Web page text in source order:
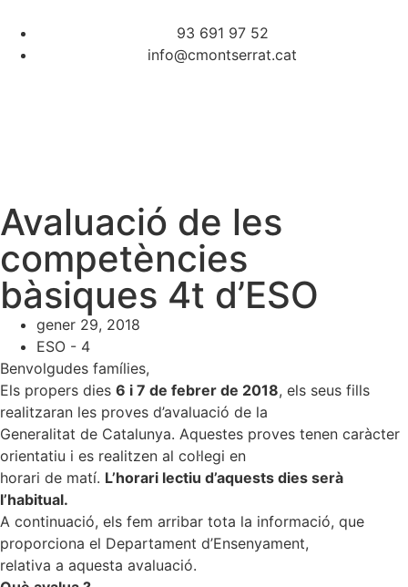
93 691 97 52
info@cmontserrat.cat
Avaluació de les
competències
bàsiques 4t d’ESO
gener 29, 2018
ESO - 4
Benvolgudes famílies,
Els propers dies 6 i 7 de febrer de 2018, els seus fills
realitzaran les proves d’avaluació de la
Generalitat de Catalunya. Aquestes proves tenen caràcter
orientatiu i es realitzen al col·legi en
horari de matí. L’horari lectiu d’aquests dies serà
l’habitual.
A continuació, els fem arribar tota la informació, que
proporciona el Departament d’Ensenyament,
relativa a aquesta avaluació.